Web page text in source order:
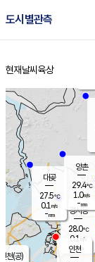
도시별관측
홈
현재날씨 육상
경서동
28.0℃
0.1 m/s
-mm
대곶
27.5℃
0.1 m/s
-mm
양촌
29.4℃
1.0m/s
-mm
인천(공)
인천